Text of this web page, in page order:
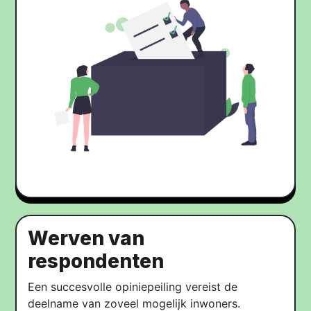
Werven van
respondenten​
Een succesvolle opiniepeiling vereist de
deelname van zoveel mogelijk inwoners.